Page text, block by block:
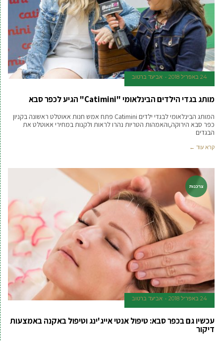
24 באפריל 2018 אביעד ברטוב
מותג בגדי הילדים הבינלאומי "Catimini" הגיע לכפר סבא
המותג הבינלאומי לבגדי ילדים Catimini פתח אמש חנות אאוטלט ראשונה בקניון
כפר סבא הירוקה,והאמהות הטריות נהרו לראות ולקנות במחירי אאוטלט את
הבגדים
קרא עוד ←
צרכנות
24 באפריל 2018 אביעד ברטוב
עכשיו גם בכפר סבא: טיפול אנטי אייג'ינג וטיפול באקנה באמצעות
דיקור